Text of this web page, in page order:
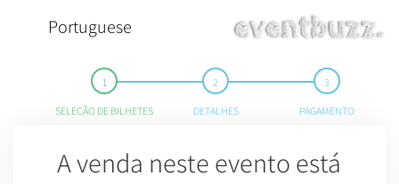
Portuguese
SELEÇÃO DE BILHETES DETALHES PAGAMENTO
A venda neste evento está